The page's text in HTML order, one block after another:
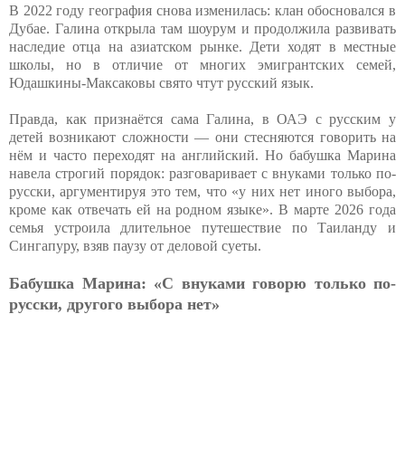
В 2022 году география снова изменилась: клан обосновался в
Дубае. Галина открыла там шоурум и продолжила развивать
наследие отца на азиатском рынке. Дети ходят в местные
школы, но в отличие от многих эмигрантских семей,
Юдашкины-Максаковы свято чтут русский язык.
Правда, как признаётся сама Галина, в ОАЭ с русским у
детей возникают сложности — они стесняются говорить на
нём и часто переходят на английский. Но бабушка Марина
навела строгий порядок: разговаривает с внуками только по-
русски, аргументируя это тем, что «у них нет иного выбора,
кроме как отвечать ей на родном языке». В марте 2026 года
семья устроила длительное путешествие по Таиланду и
Сингапуру, взяв паузу от деловой суеты.
Бабушка Марина: «С внуками говорю только по-
русски, другого выбора нет»